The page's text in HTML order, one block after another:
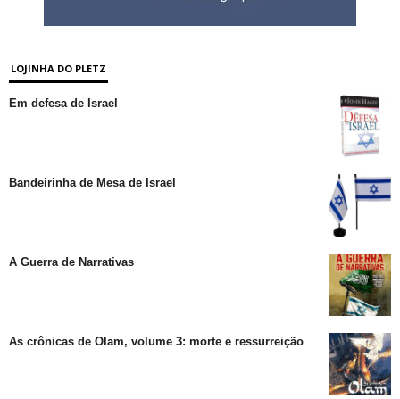
LOJINHA DO PLETZ
Em defesa de Israel
Bandeirinha de Mesa de Israel
A Guerra de Narrativas
As crônicas de Olam, volume 3: morte e ressurreição